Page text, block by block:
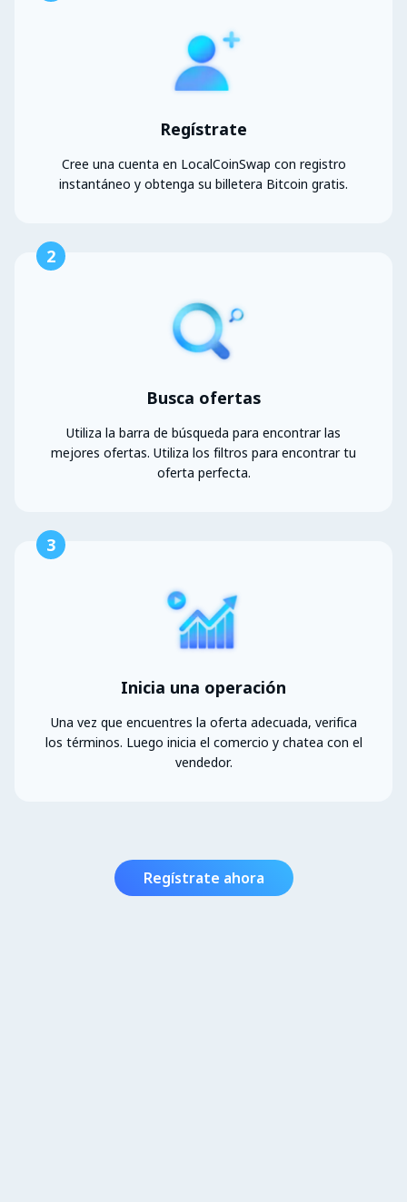
Regístrate
Cree una cuenta en LocalCoinSwap con registro
instantáneo y obtenga su billetera Bitcoin gratis.
2
Busca ofertas
Utiliza la barra de búsqueda para encontrar las
mejores ofertas. Utiliza los filtros para encontrar tu
oferta perfecta.
3
Inicia una operación
Una vez que encuentres la oferta adecuada, verifica
los términos. Luego inicia el comercio y chatea con el
vendedor.
Regístrate ahora